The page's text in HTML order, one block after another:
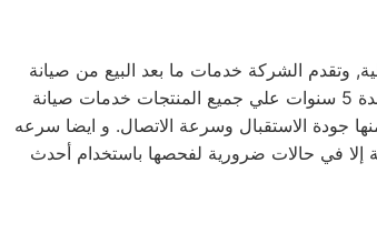
وتقدم الشركة خدمات ما بعد البيع من صيانة
دورية علي كافة الاجهزة لضمان سلامة أجهزتك سواء كانت ( ثلاجة – غسالة – بوتاجاز – ديب فريزر ) وتضمن الشركة كافة منتجاتها بضمان ساري لمدة 5 سنوات علي جميع المنتجات خدمات صيانة
أسباب، منها جودة الاستقبال وسرعة الاتصال. و ايضا سرعه
إلا في حالات ضرورية لفحصها باستخدام أحدث